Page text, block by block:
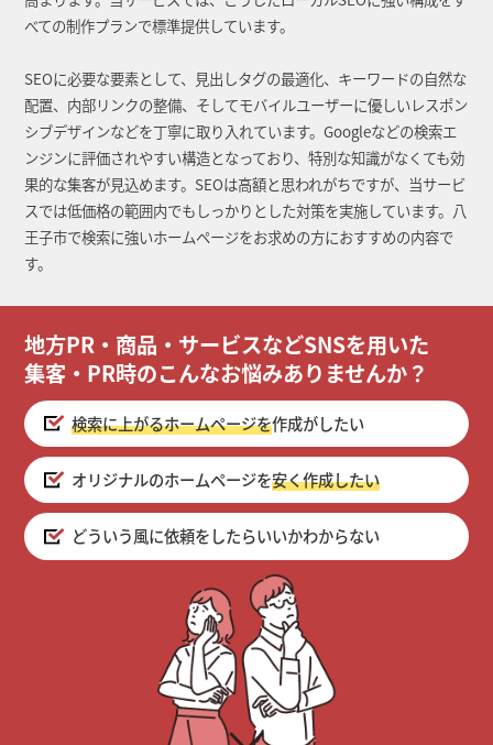
べての制作プランで標準提供しています。
SEOに必要な要素として、見出しタグの最適化、キーワードの自然な
配置、内部リンクの整備、そしてモバイルユーザーに優しいレスポン
シブデザインなどを丁寧に取り入れています。Googleなどの検索エ
ンジンに評価されやすい構造となっており、特別な知識がなくても効
果的な集客が見込めます。SEOは高額と思われがちですが、当サービ
スでは低価格の範囲内でもしっかりとした対策を実施しています。八
王子市で検索に強いホームページをお求めの方におすすめの内容で
す。
地方PR・商品・サービスなどSNSを用いた
集客・PR時のこんなお悩みありませんか？
検索に上がるホームページを作成がしたい
オリジナルのホームページを安く作成したい
どういう風に依頼をしたらいいかわからない